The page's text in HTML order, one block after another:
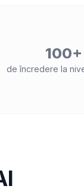
100+
de încredere la